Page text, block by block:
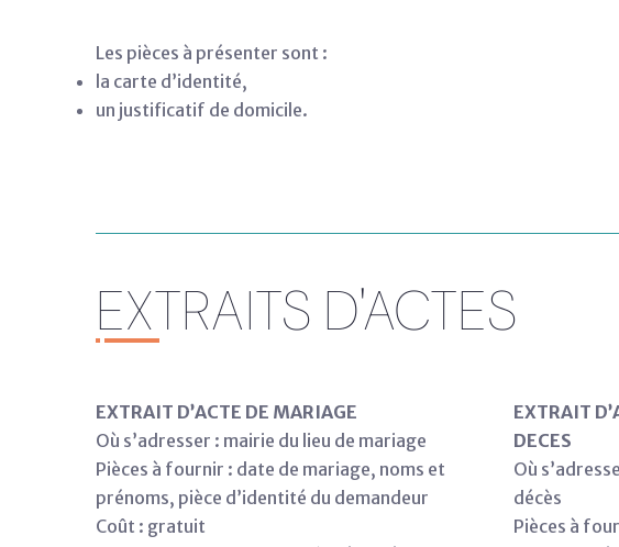
Les pièces à présenter sont :
la carte d’identité,
un justificatif de domicile.
EXTRAITS D'ACTES
EXTRAIT D’ACTE DE MARIAGE
Où s’adresser : mairie du lieu de mariage
Pièces à fournir : date de mariage, noms et
prénoms, pièce d’identité du demandeur
Coût : gratuit
EXTRAIT
DECES
Où
décès
Pièces à